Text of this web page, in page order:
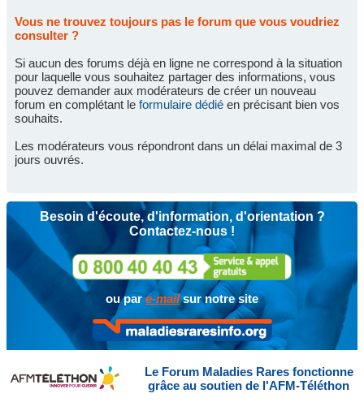
Vous ne trouvez toujours pas le forum que vous voudriez
consulter ?
Si aucun des forums déjà en ligne ne correspond à la situation
pour laquelle vous souhaitez partager des informations, vous
pouvez demander aux modérateurs de créer un nouveau
forum en complétant le formulaire dédié en précisant bien vos
souhaits.
Les modérateurs vous répondront dans un délai maximal de 3
jours ouvrés.
Besoin d'écoute, d'information, d'orientation ?
Contactez-nous !
ou pare-mailsur notre site
Le Forum Maladies Rares fonctionne
grâce au soutien de l'AFM-Téléthon